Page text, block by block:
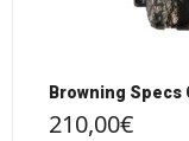
Browning Specs
210,00€